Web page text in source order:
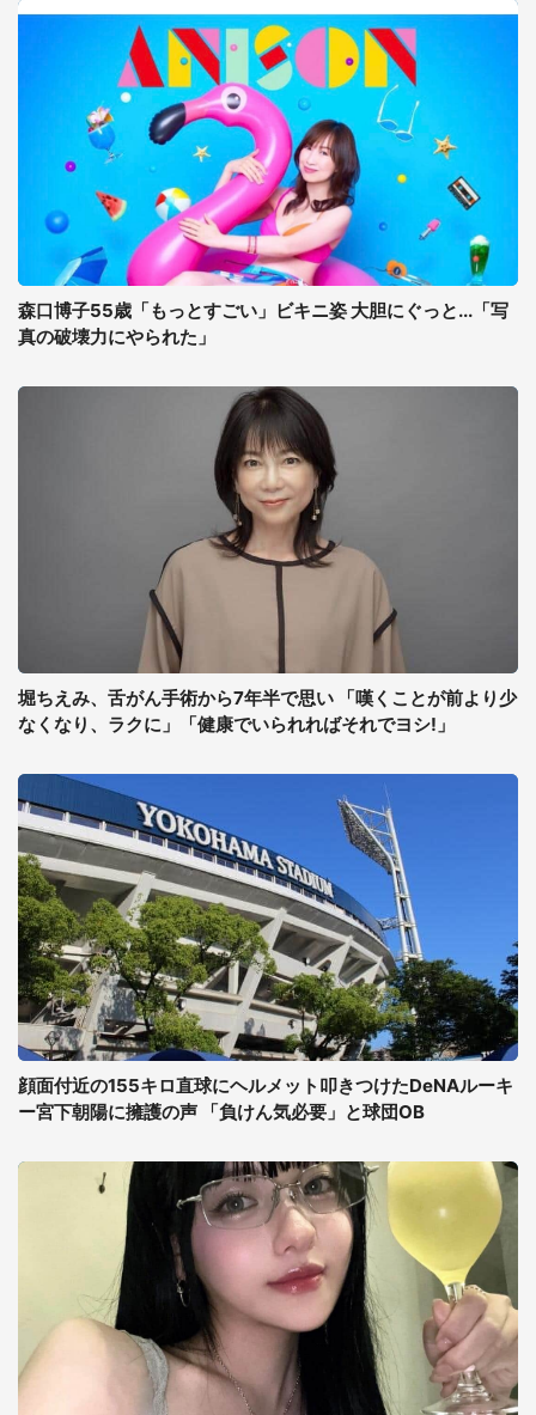
森口博子55歳「もっとすごい」ビキニ姿 大胆にぐっと...「写
真の破壊力にやられた」
堀ちえみ、舌がん手術から7年半で思い 「嘆くことが前より少
なくなり、ラクに」「健康でいられればそれでヨシ!」
顔面付近の155キロ直球にヘルメット叩きつけたDeNAルーキ
ー宮下朝陽に擁護の声 「負けん気必要」と球団OB